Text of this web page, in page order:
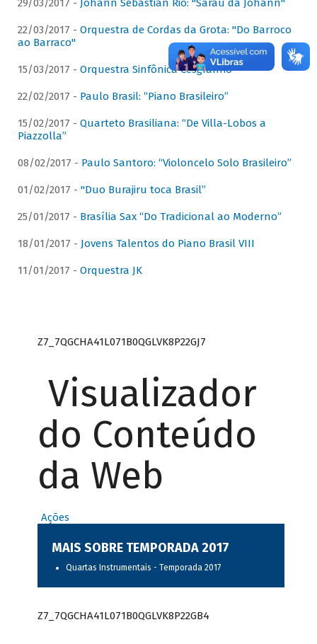
29/03/2017 - Johann Sebastian Rio: "Sarau da Johann"
22/03/2017 - Orquestra de Cordas da Grota: "Do Barroco
ao Barraco"
15/03/2017 - Orquestra Sinfônica Cesgranrio
22/02/2017 - Paulo Brasil: “Piano Brasileiro”
15/02/2017 - Quarteto Brasiliana: “De Villa-Lobos a
Piazzolla”
08/02/2017 - Paulo Santoro: “Violoncelo Solo Brasileiro”
01/02/2017 - "Duo Burajiru toca Brasil”
25/01/2017 - Brasília Sax “Do Tradicional ao Moderno”
18/01/2017 - Jovens Talentos do Piano Brasil VIII
11/01/2017 - Orquestra JK
Z7_7QGCHA41L071B0QGLVK8P22GJ7
Visualizador
do Conteúdo
da Web
Ações
MAIS SOBRE TEMPORADA 2017
Quartas Instrumentais - Temporada 2017
Z7_7QGCHA41L071B0QGLVK8P22GB4